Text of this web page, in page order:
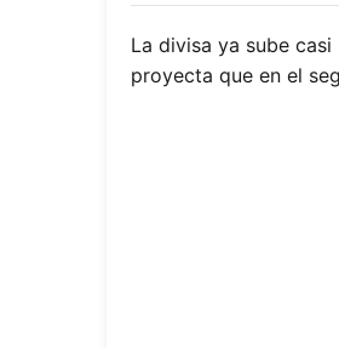
La divisa ya sube
proyecta que en el